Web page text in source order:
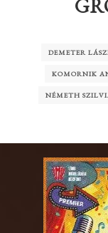
DEMETER
KOMORNIK
NÉMETH